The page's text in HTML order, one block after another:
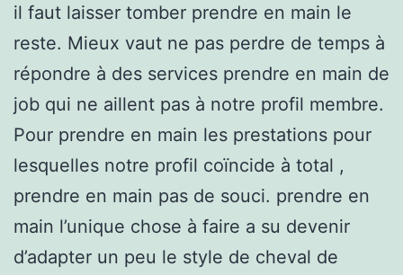
il faut laisser tomber prendre en main le
reste. Mieux vaut ne pas perdre de temps à
répondre à des services prendre en main de
job qui ne aillent pas à notre profil membre.
Pour prendre en main les prestations pour
lesquelles notre profil coïncide à total ,
prendre en main pas de souci. prendre en
main l’unique chose à faire a su devenir
d’adapter un peu le style de cheval de